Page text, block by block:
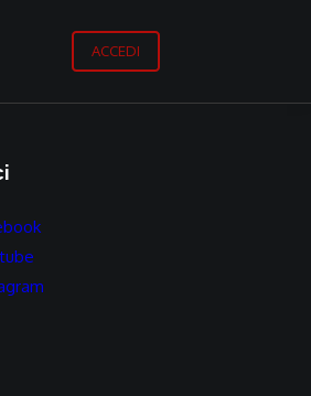
ACCEDI